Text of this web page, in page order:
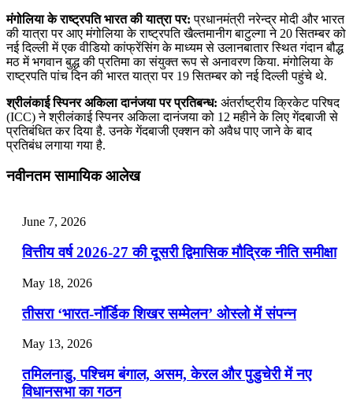
मंगोलिया के राष्‍ट्रपति भारत की यात्रा पर: प्रधानमंत्री नरेन्‍द्र मोदी और भारत
की यात्रा पर आए मंगोलिया के राष्‍ट्रपति खैल्‍तमानीग बाटुल्‍गा ने 20 सितम्बर को
नई दिल्‍ली में एक वीडियो कांफ्रेंसिंग के माध्‍यम से उलानबातार स्थित गंदान बौद्ध
मठ में भगवान बुद्ध की प्रतिमा का संयुक्‍त रूप से अनावरण किया. मंगोलिया के
राष्‍ट्रपति पांच दिन की भारत यात्रा पर 19 सितम्बर को नई दिल्‍ली पहुंचे थे.
श्रीलंकाई स्पिनर अकिला दानंजया पर प्रतिबन्ध: अंतर्राष्ट्रीय क्रिकेट परिषद
(ICC) ने श्रीलंकाई स्पिनर अकिला दानंजया को 12 महीने के लिए गेंदबाजी से
प्रतिबंधित कर दिया है. उनके गेंदबाजी एक्शन को अवैध पाए जाने के बाद
प्रतिबंध लगाया गया है.
नवीनतम सामायिक आलेख
June 7, 2026
वित्तीय वर्ष 2026-27 की दूसरी द्विमासिक मौद्रिक नीति समीक्षा
May 18, 2026
तीसरा ‘भारत-नॉर्डिक शिखर सम्मेलन’ ओस्लो में संपन्न
May 13, 2026
तमिलनाडु, पश्चिम बंगाल, असम, केरल और पुडुचेरी में नए
विधानसभा का गठन